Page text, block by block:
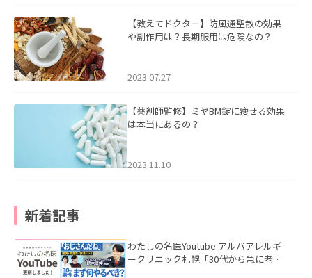
【教えてドクター】防風通聖散の効果
や副作用は？長期服用は危険なの？
2023.07.27
【薬剤師監修】ミヤBM錠に痩せる効果
は本当にあるの？
2023.11.10
新着記事
わたしの名医Youtube アルバアレルギ
ークリニック札幌「30代から急に老け